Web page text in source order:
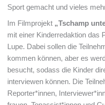
Sport gemacht und vieles
Im Filmprojekt „Tschamp
mit einer Kinderredaktion das
Lupe. Dabei sollen die
kommen können, aber es
besucht, sodass die Kinder
interviewen können. Die
Reporter*innen,